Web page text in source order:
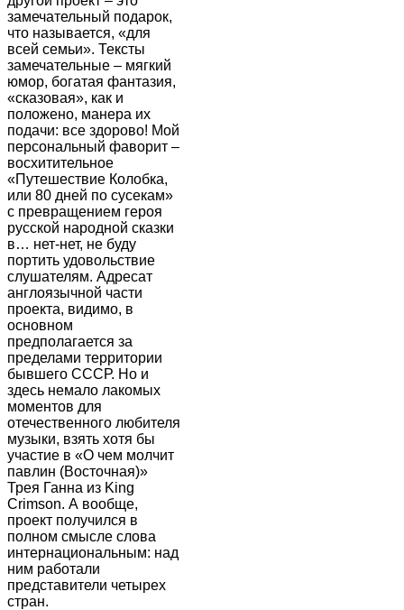
замечательный подарок,
что называется, «для
всей семьи». Тексты
замечательные – мягкий
юмор, богатая фантазия,
«сказовая», как и
положено, манера их
подачи: все здорово! Мой
персональный фаворит –
восхитительное
«Путешествие Колобка,
или 80 дней по сусекам»
с превращением героя
русской народной сказки
в… нет-нет, не буду
портить удовольствие
слушателям. Адресат
англоязычной части
проекта, видимо, в
основном
предполагается за
пределами территории
бывшего СССР. Но и
здесь немало лакомых
моментов для
отечественного любителя
музыки, взять хотя бы
участие в «О чем молчит
павлин (Восточная)»
Трея Ганна из King
Crimson. А вообще,
проект получился в
полном смысле слова
интернациональным: над
ним работали
представители четырех
стран.